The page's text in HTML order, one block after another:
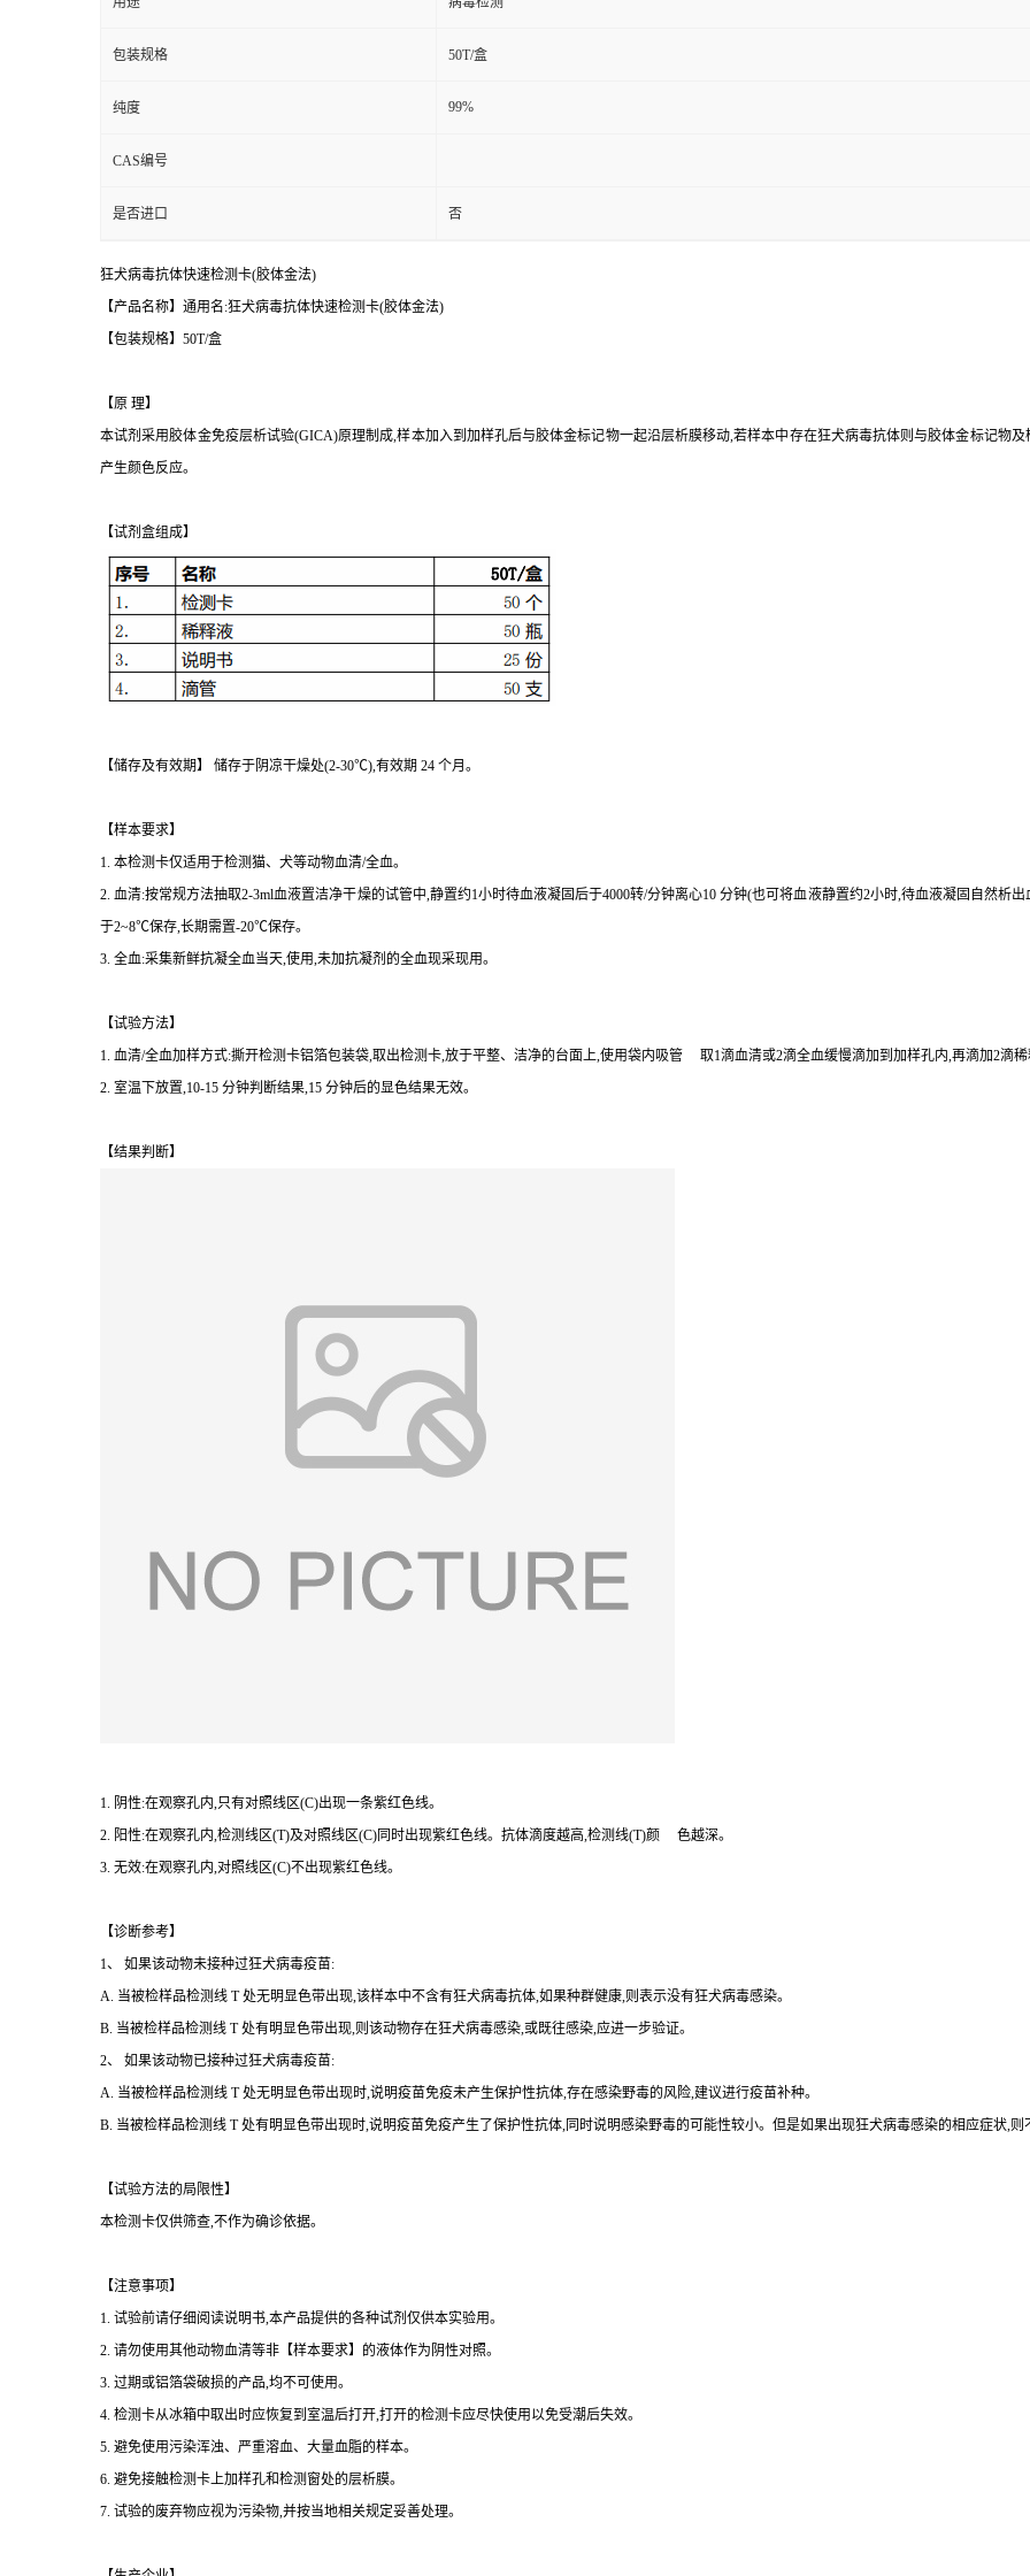
包装规格 50T/盒
纯度 99%
CAS编号
是否进口 否
狂犬病毒抗体快速检测卡(胶体金法)
【产品名称】通用名:狂犬病毒抗体快速检测卡(胶体金法)
【包装规格】50T/盒
【原 理】
本试剂采用胶体金免疫层析试验(GICA)原理制成,样本加入到加样孔后与胶体金标记物一起沿层析膜移动,若样本中存在狂犬病毒抗体则与胶体金标记物
产生颜色反应。
【试剂盒组成】
【储存及有效期】 储存于阴凉干燥处(2-30℃),有效期 24 个月。
【样本要求】
1. 本检测卡仅适用于检测猫、犬等动物血清/全血。
2. 血清:按常规方法抽取2-3ml血液置洁净干燥的试管中,静置约1小时待血液凝固后于4000转/分钟离心10 分钟(也可将血液静置约2小时,待血液凝固自然
于2~8℃保存,长期需置-20℃保存。
3. 全血:采集新鲜抗凝全血当天,使用,未加抗凝剂的全血现采现用。
【试验方法】
1. 血清/全血加样方式:撕开检测卡铝箔包装袋,取出检测卡,放于平整、洁净的台面上,使用袋内吸管 取1滴血清或2滴全血缓慢滴加到加样孔内,再滴加2滴稀
2. 室温下放置,10-15 分钟判断结果,15 分钟后的显色结果无效。
【结果判断】
1. 阴性:在观察孔内,只有对照线区(C)出现一条紫红色线。
2. 阳性:在观察孔内,检测线区(T)及对照线区(C)同时出现紫红色线。抗体滴度越高,检测线(T)颜 色越深。
3. 无效:在观察孔内,对照线区(C)不出现紫红色线。
【诊断参考】
1、 如果该动物未接种过狂犬病毒疫苗:
A. 当被检样品检测线 T 处无明显色带出现,该样本中不含有狂犬病毒抗体,如果种群健康,则表示没有狂犬病毒感染。
B. 当被检样品检测线 T 处有明显色带出现,则该动物存在狂犬病毒感染,或既往感染,应进一步验证。
2、 如果该动物已接种过狂犬病毒疫苗:
A. 当被检样品检测线 T 处无明显色带出现时,说明疫苗免疫未产生保护性抗体,存在感染野毒的风险,建议进行疫苗补种。
B. 当被检样品检测线 T 处有明显色带出现时,说明疫苗免疫产生了保护性抗体,同时说明感染野毒的可能性较小。但是如果出现狂犬病毒感染的相应症状,
【试验方法的局限性】
本检测卡仅供筛查,不作为确诊依据。
【注意事项】
1. 试验前请仔细阅读说明书,本产品提供的各种试剂仅供本实验用。
2. 请勿使用其他动物血清等非【样本要求】的液体作为阴性对照。
3. 过期或铝箔袋破损的产品,均不可使用。
4. 检测卡从冰箱中取出时应恢复到室温后打开,打开的检测卡应尽快使用以免受潮后失效。
5. 避免使用污染浑浊、严重溶血、大量血脂的样本。
6. 避免接触检测卡上加样孔和检测窗处的层析膜。
7. 试验的废弃物应视为污染物,并按当地相关规定妥善处理。